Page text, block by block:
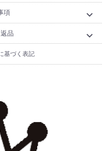
項 expand_more
品 expand_more
基づく表記